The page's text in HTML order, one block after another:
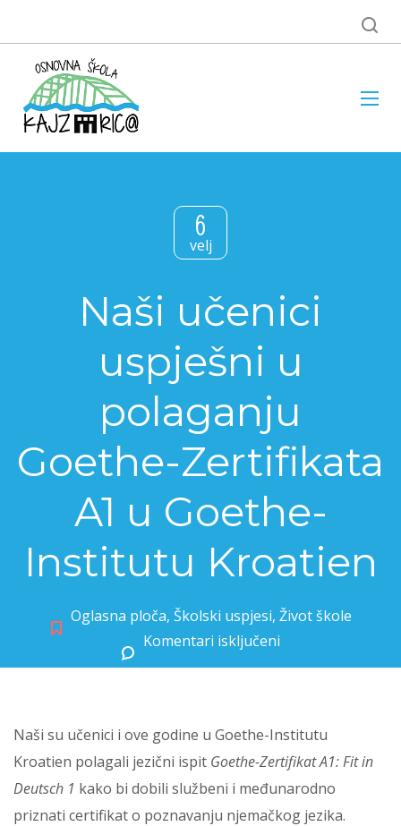
6
velj
Naši učenici
uspješni u
polaganju
Goethe-Zertifikata
A1 u Goethe-
Institutu Kroatien
Oglasna ploča, Školski uspjesi, Život škole
Komentari isključeni
Naši su učenici i ove godine u Goethe-Institutu
Kroatien polagali jezični ispit Goethe-Zertifikat A1: Fit in
Deutsch 1 kako bi dobili službeni i međunarodno
priznati certifikat o poznavanju njemačkog jezika.